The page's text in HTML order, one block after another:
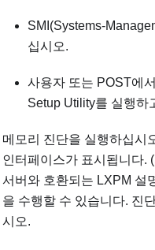
SMI(Systems-
십시오.
사용자 또는 POST에
Setup Utility를 실행하
메모리 진단을 실행하십시
인터페이스가 표시됩니다.
서버와 호환되는 LXPM 설
을 수행할 수 있습니다. 진
시오.